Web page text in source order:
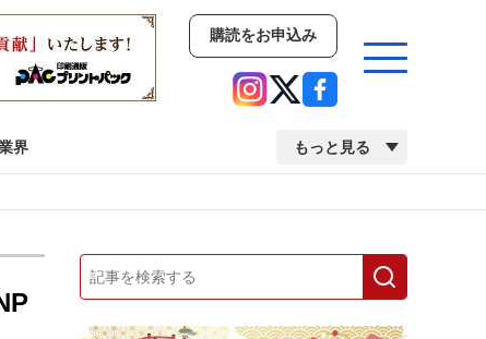
購読をお申込み
界 もっと見る
イベント